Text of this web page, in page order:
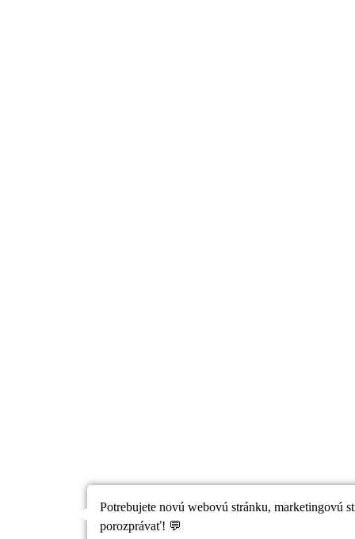
Potrebujete novú webovú stránku, marketingovú
porozprávať! 💬